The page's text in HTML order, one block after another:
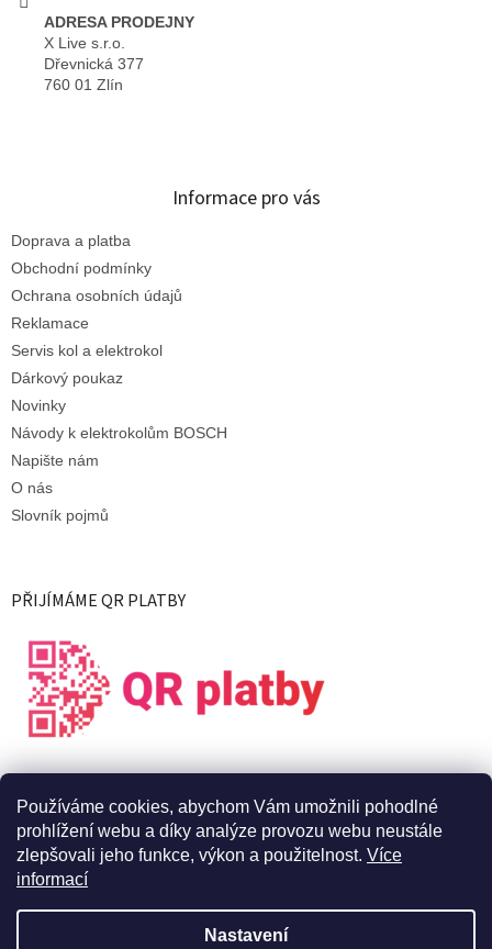
Používáme cookies, abychom Vám umožnili pohodlné
prohlížení webu a díky analýze provozu webu neustále
zlepšovali jeho funkce, výkon a použitelnost. Více
informací
Nastavení
ADRESA PRODEJNY
X Live s.r.o.
Dřevnická 377
760 01 Zlín
Informace pro vás
Doprava a platba
Obchodní podmínky
Ochrana osobních údajů
Reklamace
Servis kol a elektrokol
Dárkový poukaz
Novinky
Návody k elektrokolům BOSCH
Napište nám
O nás
Slovník pojmů
PŘIJÍMÁME QR PLATBY